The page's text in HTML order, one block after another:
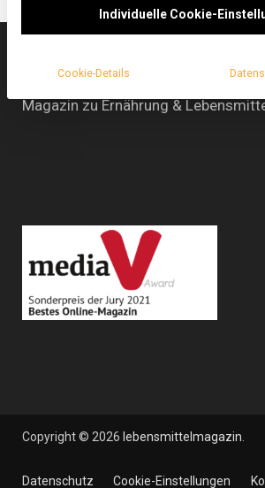
Magazin zu Ernährung &
Copyright © 2026 lebensmittelmagazin
Datenschutz Cookie-Einstellungen
Individuelle Cookie-
Cookie-Details